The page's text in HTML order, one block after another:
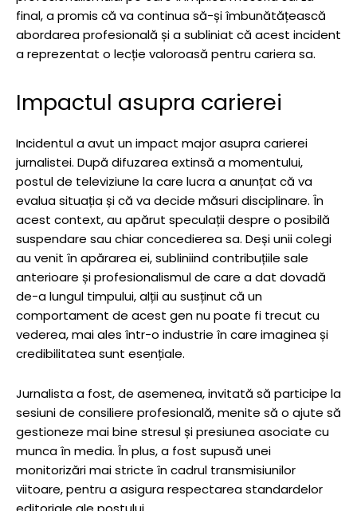
final, a promis că va continua să-și îmbunătățească
abordarea profesională și a subliniat că acest incident
a reprezentat o lecție valoroasă pentru cariera sa.
Impactul asupra carierei
Incidentul a avut un impact major asupra carierei
jurnalistei. După difuzarea extinsă a momentului,
postul de televiziune la care lucra a anunțat că va
evalua situația și că va decide măsuri disciplinare. În
acest context, au apărut speculații despre o posibilă
suspendare sau chiar concedierea sa. Deși unii colegi
au venit în apărarea ei, subliniind contribuțiile sale
anterioare și profesionalismul de care a dat dovadă
de-a lungul timpului, alții au susținut că un
comportament de acest gen nu poate fi trecut cu
vederea, mai ales într-o industrie în care imaginea și
credibilitatea sunt esențiale.
Jurnalista a fost, de asemenea, invitată să participe la
sesiuni de consiliere profesională, menite să o ajute să
gestioneze mai bine stresul și presiunea asociate cu
munca în media. În plus, a fost supusă unei
monitorizări mai stricte în cadrul transmisiunilor
viitoare, pentru a asigura respectarea standardelor